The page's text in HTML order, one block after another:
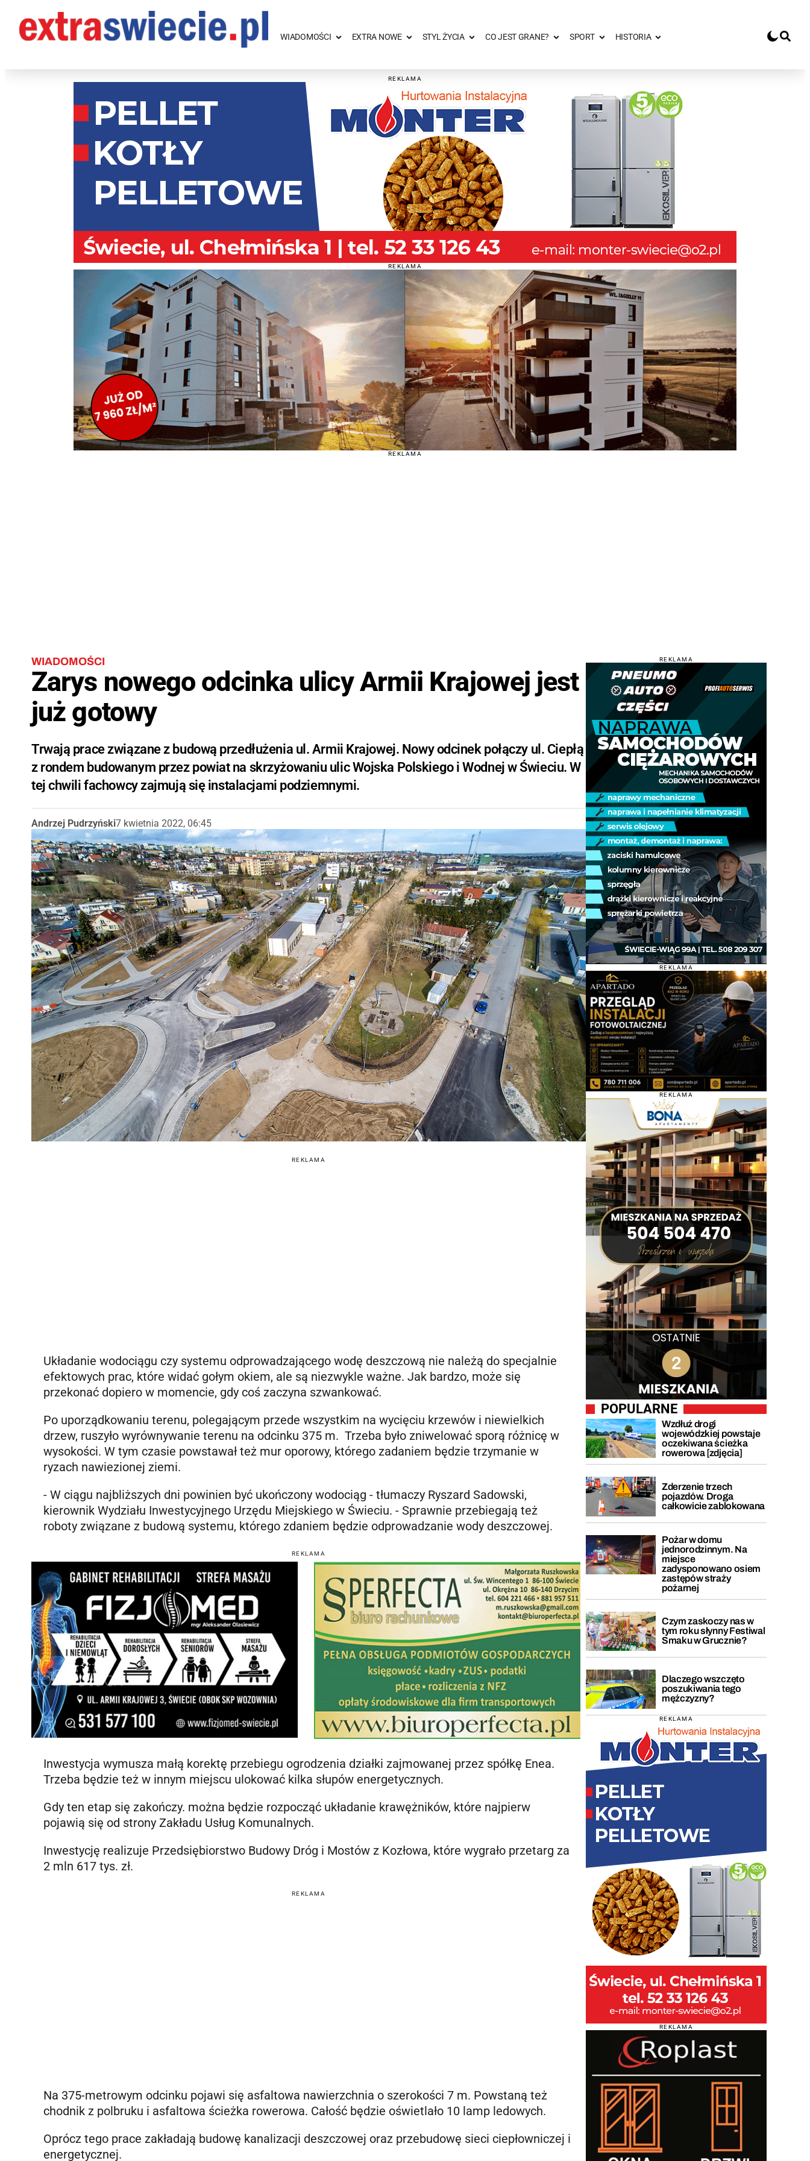
WIADOMOŚCI EXTRA NOWE STYL ŻYCIA CO JEST GRANE? SPORT HISTORIA
REKLAMA
REKLAMA
REKLAMA
WIADOMOŚCI
Zarys nowego odcinka ulicy Armii Krajowej jest
już gotowy
Trwają prace związane z budową przedłużenia ul. Armii Krajowej. Nowy odcinek połączy ul. Ciepłą
z rondem budowanym przez powiat na skrzyżowaniu ulic Wojska Polskiego i Wodnej w Świeciu. W
tej chwili fachowcy zajmują się instalacjami podziemnymi.
Andrzej Pudrzyński7 kwietnia 2022, 06:45
REKLAMA
Układanie wodociągu czy systemu odprowadzającego wodę deszczową nie należą do specjalnie
efektowych prac, które widać gołym okiem, ale są niezwykle ważne. Jak bardzo, może się
przekonać dopiero w momencie, gdy coś zaczyna szwankować.
Po uporządkowaniu terenu, polegającym przede wszystkim na wycięciu krzewów i niewielkich
drzew, ruszyło wyrównywanie terenu na odcinku 375 m. Trzeba było zniwelować sporą różnicę w
wysokości. W tym czasie powstawał też mur oporowy, którego zadaniem będzie trzymanie w
ryzach nawiezionej ziemi.
- W ciągu najbliższych dni powinien być ukończony wodociąg - tłumaczy Ryszard Sadowski,
kierownik Wydziału Inwestycyjnego Urzędu Miejskiego w Świeciu. - Sprawnie przebiegają też
roboty związane z budową systemu, którego zdaniem będzie odprowadzanie wody deszczowej.
REKLAMA
Inwestycja wymusza małą korektę przebiegu ogrodzenia działki zajmowanej przez spółkę Enea.
Trzeba będzie też w innym miejscu ulokować kilka słupów energetycznych.
Gdy ten etap się zakończy. można będzie rozpocząć układanie krawężników, które najpierw
pojawią się od strony Zakładu Usług Komunalnych.
Inwestycję realizuje Przedsiębiorstwo Budowy Dróg i Mostów z Kozłowa, które wygrało przetarg za
2 mln 617 tys. zł.
REKLAMA
Na 375-metrowym odcinku pojawi się asfaltowa nawierzchnia o szerokości 7 m. Powstaną też
chodnik z polbruku i asfaltowa ścieżka rowerowa. Całość będzie oświetlało 10 lamp ledowych.
Oprócz tego prace zakładają budowę kanalizacji deszczowej oraz przebudowę sieci ciepłowniczej i
energetycznej.
REKLAMA
REKLAMA
REKLAMA
POPULARNE
Wzdłuż drogi
wojewódzkiej powstaje
oczekiwana ścieżka
rowerowa [zdjęcia]
Zderzenie trzech
pojazdów. Droga
całkowicie zablokowana
Pożar w domu
jednorodzinnym. Na
miejsce
zadysponowano osiem
zastępów straży
pożarnej
Czym zaskoczy nas w
tym roku słynny Festiwal
Smaku w Grucznie?
Dlaczego wszczęto
poszukiwania tego
mężczyzny?
REKLAMA
REKLAMA